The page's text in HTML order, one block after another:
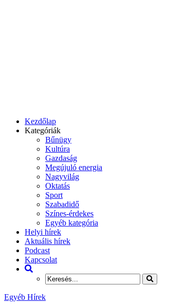
Kezdőlap
Kategóriák
Bűnügy
Kultúra
Gazdaság
Megújuló energia
Nagyvilág
Oktatás
Sport
Szabadidő
Színes-érdekes
Egyéb kategória
Helyi hírek
Aktuális hírek
Podcast
Kapcsolat
Egyéb Hírek